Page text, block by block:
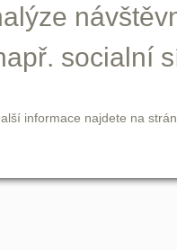
socialní
informace najdete na